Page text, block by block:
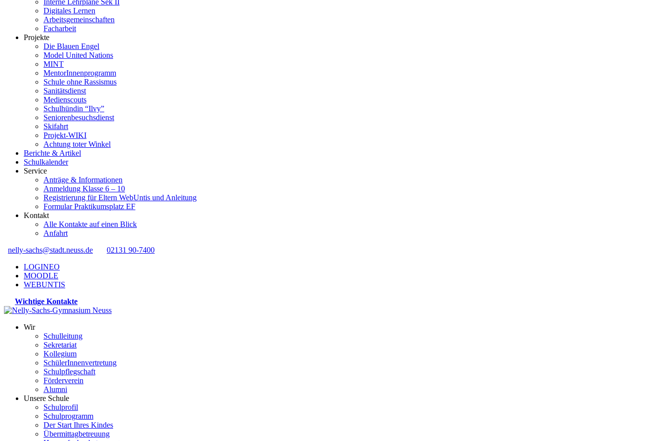
Interne Lehrpläne Sek II
Digitales Lernen
Arbeitsgemeinschaften
Facharbeit
Projekte
Die Blauen Engel
Model United Nations
MINT
MentorInnenprogramm
Schule ohne Rassismus
Sanitätsdienst
Medienscouts
Schulhündin “Ilvy”
Seniorenbesuchsdienst
Skifahrt
Projekt-WIKI
Achtung toter Winkel
Berichte & Artikel
Schulkalender
Service
Anträge & Informationen
Anmeldung Klasse 6 – 10
Registrierung für Eltern WebUntis und Anleitung
Formular Praktikumsplatz EF
Kontakt
Alle Kontakte auf einen Blick
Anfahrt
nelly-sachs@stadt.neuss.de
02131 90-7400
LOGINEO
MOODLE
WEBUNTIS
Wichtige Kontakte
Wir
Schulleitung
Sekretariat
Kollegium
SchülerInnenvertretung
Schulpflegschaft
Förderverein
Alumni
Unsere Schule
Schulprofil
Schulprogramm
Der Start Ihres Kindes
Übermittagbetreuung